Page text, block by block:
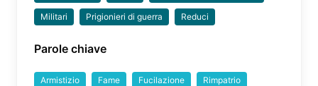
Militari Prigionieri di guerra Reduci
Parole chiave
Armistizio Fame Fucilazione Rimpatrio